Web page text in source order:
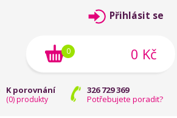
K porovnání
(0) produkty
326 729 369
Potřebujete poradit?
Přihlásit se
0 Kč
0